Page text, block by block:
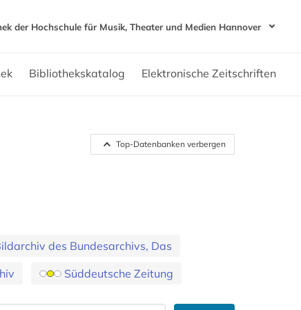
der Hochschule für Musik, Theater und Medien Hannover
Bibliothekskatalog Elektronische Zeitschriften
Top-Datenbanken verbergen
des Bundesarchivs, Das
Süddeutsche Zeitung